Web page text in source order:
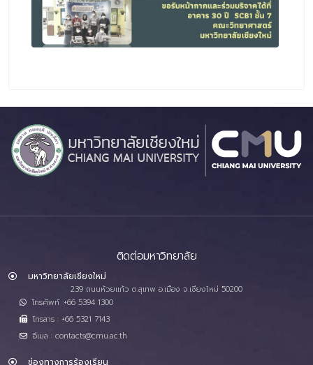
ติดต่อมหาวิทยาลัย
มหาวิทยาลัยเชียงใหม่
239 ถนนห้วยแก้ว ต.สุเทพ อ.เมือง จ.เชียงใหม่ 50200
โทรศัพท์ :+66 5394 1300
โทรสาร : +66 5321 7143
อีเมล : contacts@cmu.ac.th
ช่องทางการร้องเรียน